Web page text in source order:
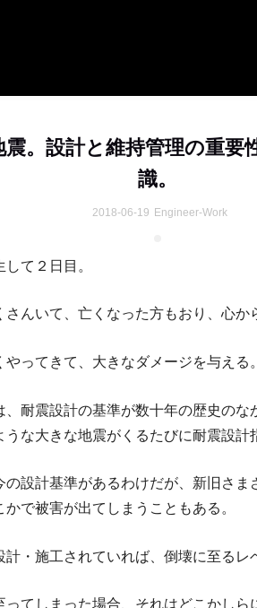
震。設計と維持管理の重要
識。
2018-06-19 Engineer-Work
て２日目。
んいて、亡くなった方もおり、心か
ってきて、大きなダメージを与える。
、耐震設計の基準が数十年の歴史のな
な大きな地震がくるたびに耐震設計
の設計基準があるわけだが、新旧さま
で被害が出てしまうこともある。
計・施工されていれば、倒壊に至るレ
ってしまった場合、それはどこかしら